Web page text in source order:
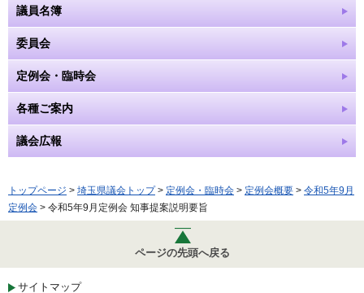
議員名簿
委員会
定例会・臨時会
各種ご案内
議会広報
トップページ > 埼玉県議会トップ> 定例会・臨時会 > 定例会概要 > 令和5年9月
定例会 > 令和5年9月定例会 知事提案説明要旨
ページの先頭へ戻る
サイトマップ